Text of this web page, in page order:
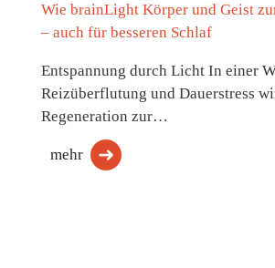
Wie brainLight Körper und Geist
– auch für besseren Schlaf
Entspannung durch Licht In einer
Reizüberflutung und Dauerstress
Regeneration zur…
mehr